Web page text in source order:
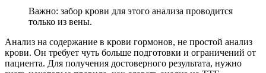
Важно: забор крови для этого анализа проводится
только из вены.
Анализ на содержание в крови гормонов, не простой анализ
крови. Он требует чуть больше подготовки и ограничений от
пациента. Для получения достоверного результата, нужно